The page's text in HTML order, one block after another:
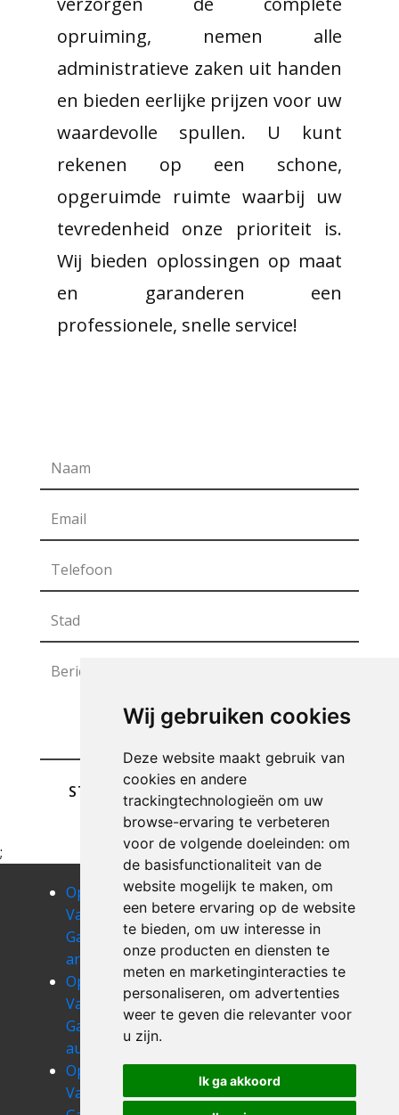
Wij gebruiken cookies
Deze website maakt gebruik van
cookies en andere
trackingtechnologieën om uw
browse-ervaring te verbeteren
voor de volgende doeleinden: om
de basisfunctionaliteit van de
website mogelijk te maken, om
een betere ervaring op de website
te bieden, om uw interesse in
onze producten en diensten te
meten en marketinginteracties te
personaliseren, om advertenties
weer te geven die relevanter voor
u zijn.
Ik ga akkoord
opruiming, nemen alle
administratieve zaken uit handen
en bieden eerlijke prijzen voor uw
waardevolle spullen. U kunt
rekenen op een schone,
opgeruimde ruimte waarbij uw
tevredenheid onze prioriteit is.
Wij bieden oplossingen op maat
en garanderen een
professionele, snelle service!
STUREN
;
Opruimen
Van Uw
Garage
arsimont
Opruimen
Van Uw
Garage
assesse
Opruimen
Van Uw
Garage
aublain
Opruimen
Van Uw
Garage
auvelais
Opruimen
Van Uw
Garage ave-
Opruimen
Van Uw
Garage
Opruimen
Van Uw
Opruimen
Van Uw
Opruimen
Van Uw